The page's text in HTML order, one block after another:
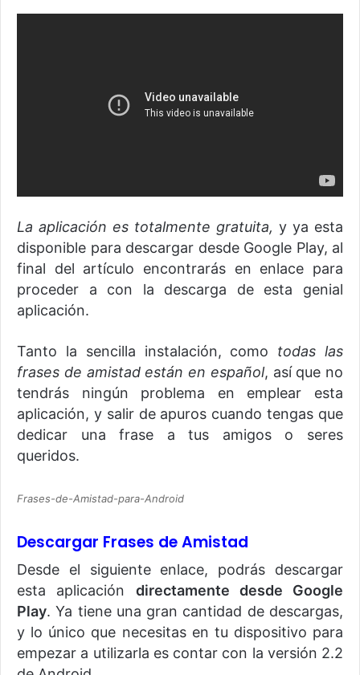
La aplicación es totalmente gratuita, y ya esta
disponible para descargar desde Google Play, al
final del artículo encontrarás en enlace para
proceder a con la descarga de esta genial
aplicación.
Tanto la sencilla instalación, como todas las
frases de amistad están en español, así que no
tendrás ningún problema en emplear esta
aplicación, y salir de apuros cuando tengas que
dedicar una frase a tus amigos o seres
queridos.
Frases-de-Amistad-para-Android
Descargar Frases de Amistad
Desde el siguiente enlace, podrás descargar
esta aplicación directamente desde Google
Play. Ya tiene una gran cantidad de descargas,
y lo único que necesitas en tu dispositivo para
empezar a utilizarla es contar con la versión 2.2